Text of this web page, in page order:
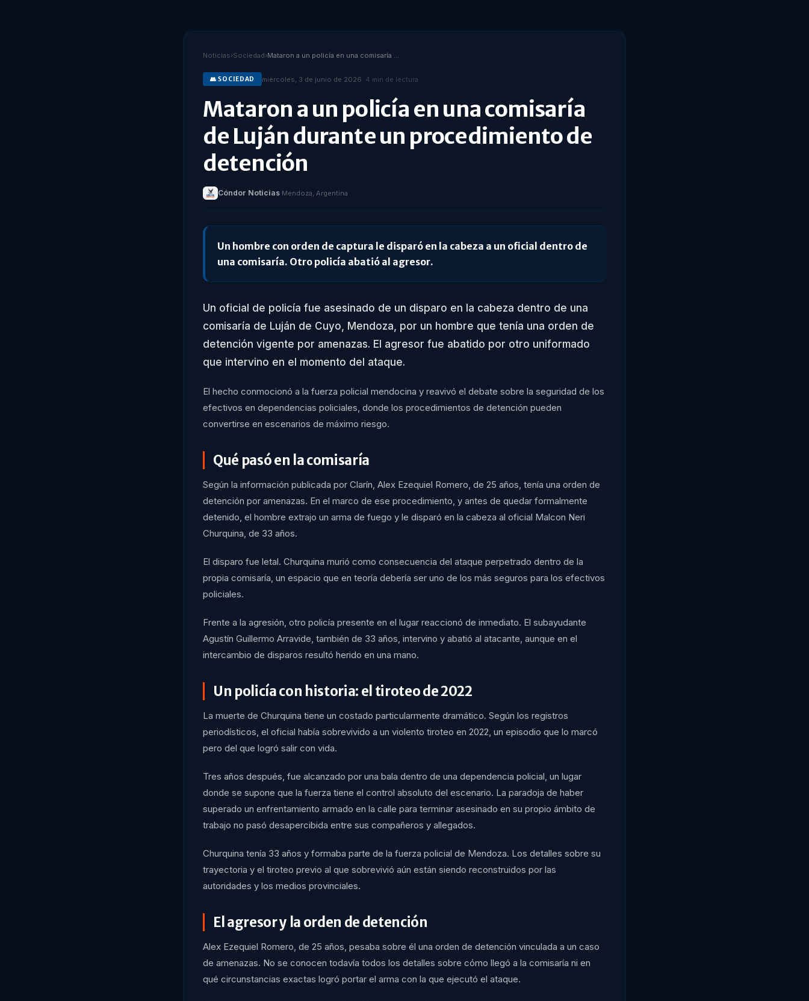
Noticias›Sociedad› Mataron a un policía en una comisaría de Luján durante un procedimiento de detención
👥 SOCIEDAD miércoles, 3 de junio de 2026· 4 min de lectura
Mataron a un policía en una comisaría
de Luján durante un procedimiento de
detención
Cóndor Noticias·Mendoza, Argentina
Un hombre con orden de captura le disparó en la cabeza a un oficial dentro de
una comisaría. Otro policía abatió al agresor.
Un oficial de policía fue asesinado de un disparo en la cabeza dentro de una
comisaría de Luján de Cuyo, Mendoza, por un hombre que tenía una orden de
detención vigente por amenazas. El agresor fue abatido por otro uniformado
que intervino en el momento del ataque.
El hecho conmocionó a la fuerza policial mendocina y reavivó el debate sobre la seguridad de los
efectivos en dependencias policiales, donde los procedimientos de detención pueden
convertirse en escenarios de máximo riesgo.
Qué pasó en la comisaría
Según la información publicada por Clarín, Alex Ezequiel Romero, de 25 años, tenía una orden de
detención por amenazas. En el marco de ese procedimiento, y antes de quedar formalmente
detenido, el hombre extrajo un arma de fuego y le disparó en la cabeza al oficial Malcon Neri
Churquina, de 33 años.
El disparo fue letal. Churquina murió como consecuencia del ataque perpetrado dentro de la
propia comisaría, un espacio que en teoría debería ser uno de los más seguros para los efectivos
policiales.
Frente a la agresión, otro policía presente en el lugar reaccionó de inmediato. El subayudante
Agustín Guillermo Arravide, también de 33 años, intervino y abatió al atacante, aunque en el
intercambio de disparos resultó herido en una mano.
Un policía con historia: el tiroteo de 2022
La muerte de Churquina tiene un costado particularmente dramático. Según los registros
periodísticos, el oficial había sobrevivido a un violento tiroteo en 2022, un episodio que lo marcó
pero del que logró salir con vida.
Tres años después, fue alcanzado por una bala dentro de una dependencia policial, un lugar
donde se supone que la fuerza tiene el control absoluto del escenario. La paradoja de haber
superado un enfrentamiento armado en la calle para terminar asesinado en su propio ámbito de
trabajo no pasó desapercibida entre sus compañeros y allegados.
Churquina tenía 33 años y formaba parte de la fuerza policial de Mendoza. Los detalles sobre su
trayectoria y el tiroteo previo al que sobrevivió aún están siendo reconstruidos por las
autoridades y los medios provinciales.
El agresor y la orden de detención
Alex Ezequiel Romero, de 25 años, pesaba sobre él una orden de detención vinculada a un caso
de amenazas. No se conocen todavía todos los detalles sobre cómo llegó a la comisaría ni en
qué circunstancias exactas logró portar el arma con la que ejecutó el ataque.